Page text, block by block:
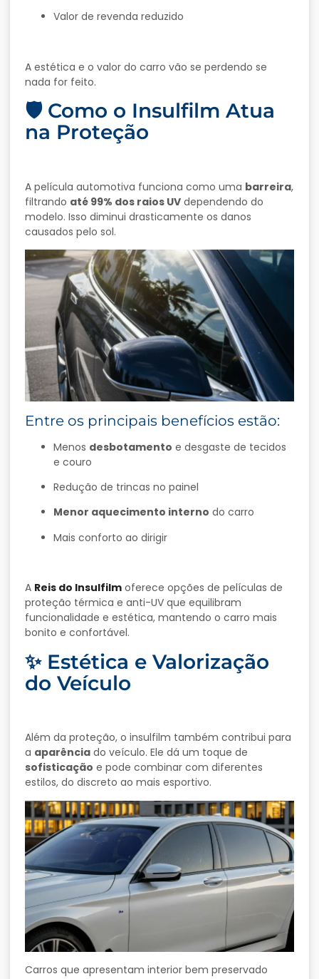
Valor de revenda reduzido
A estética e o valor do carro vão se perdendo se
nada for feito.
🛡️ Como o Insulfilm Atua
na Proteção
A película automotiva funciona como uma barreira,
filtrando até 99% dos raios UV dependendo do
modelo. Isso diminui drasticamente os danos
causados pelo sol.
Entre os principais benefícios estão:
Menos desbotamento e desgaste de tecidos
e couro
Redução de trincas no painel
Menor aquecimento interno do carro
Mais conforto ao dirigir
A Reis do Insulfilm oferece opções de películas de
proteção térmica e anti-UV que equilibram
funcionalidade e estética, mantendo o carro mais
bonito e confortável.
✨ Estética e Valorização
do Veículo
Além da proteção, o insulfilm também contribui para
a aparência do veículo. Ele dá um toque de
sofisticação e pode combinar com diferentes
estilos, do discreto ao mais esportivo.
Carros que apresentam interior bem preservado